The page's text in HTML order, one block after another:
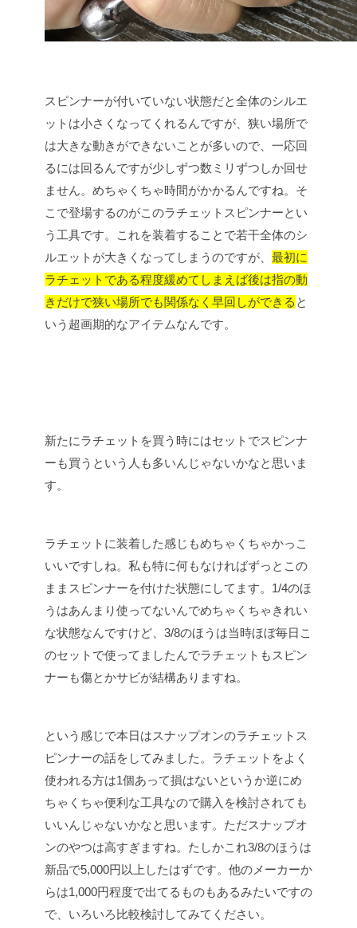
スピンナーが付いていない状態だと全体のシルエ
ットは小さくなってくれるんですが、狭い場所で
は大きな動きができないことが多いので、一応回
るには回るんですが少しずつ数ミリずつしか回せ
ません。めちゃくちゃ時間がかかるんですね。そ
こで登場するのがこのラチェットスピンナーとい
う工具です。これを装着することで若干全体のシ
ルエットが大きくなってしまうのですが、 最初に
ラチェットである程度緩めてしまえば後は指の動
きだけで狭い場所でも関係なく早回しができる と
いう超画期的なアイテムなんです。
新たにラチェットを買う時にはセットでスピンナ
ーも買うという人も多いんじゃないかなと思いま
す。
ラチェットに装着した感じもめちゃくちゃかっこ
いいですしね。私も特に何もなければずっとこの
ままスピンナーを付けた状態にしてます。1/4のほ
うはあんまり使ってないんでめちゃくちゃきれい
な状態なんですけど、3/8のほうは当時ほぼ毎日こ
のセットで使ってましたんでラチェットもスピン
ナーも傷とかサビが結構ありますね。
という感じで本日はスナップオンのラチェットス
ピンナーの話をしてみました。ラチェットをよく
使われる方は1個あって損はないというか逆にめ
ちゃくちゃ便利な工具なので購入を検討されても
いいんじゃないかなと思います。ただスナップオ
ンのやつは高すぎますね。たしかこれ3/8のほうは
新品で5,000円以上したはずです。他のメーカーか
らは1,000円程度で出てるものもあるみたいですの
で、いろいろ比較検討してみてください。